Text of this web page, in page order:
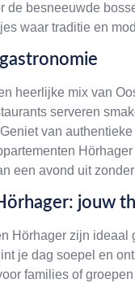
de besneeuwde
waar traditie en
heerlijke mix van
serveren
van
een avond uit
jouw
Hörhager zijn
je dag soepel en
families of